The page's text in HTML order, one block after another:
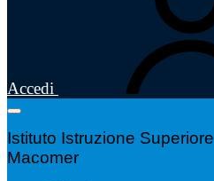
Accedi
Istituto Istruzione Superiore
Macomer